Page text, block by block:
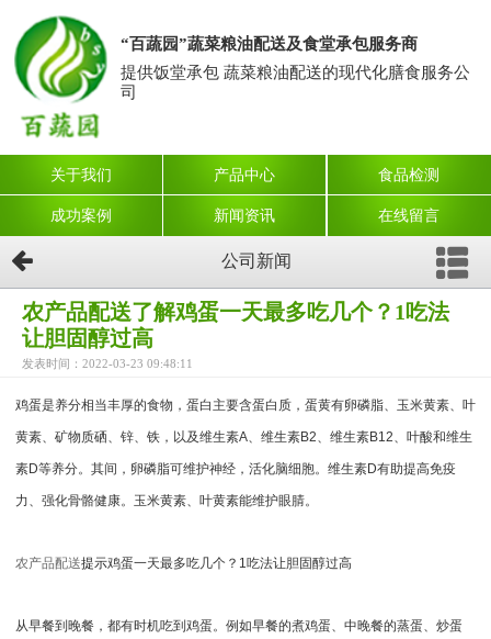
“百蔬园”蔬菜粮油配送及食堂承包服务商
提供饭堂承包 蔬菜粮油配送的现代化膳食服务公
司
关于我们 产品中心 食品检测
成功案例 新闻资讯 在线留言
公司新闻
农产品配送了解鸡蛋一天最多吃几个？1吃法
让胆固醇过高
发表时间：2022-03-23 09:48:11
鸡蛋是养分相当丰厚的食物，蛋白主要含蛋白质，蛋黄有卵磷脂、玉米黄素、叶
黄素、矿物质硒、锌、铁，以及维生素A、维生素B2、维生素B12、叶酸和维生
素D等养分。其间，卵磷脂可维护神经，活化脑细胞。维生素D有助提高免疫
力、强化骨骼健康。玉米黄素、叶黄素能维护眼腈。
农产品配送提示鸡蛋一天最多吃几个？1吃法让胆固醇过高
从早餐到晚餐，都有时机吃到鸡蛋。例如早餐的煮鸡蛋、中晚餐的蒸蛋、炒蛋